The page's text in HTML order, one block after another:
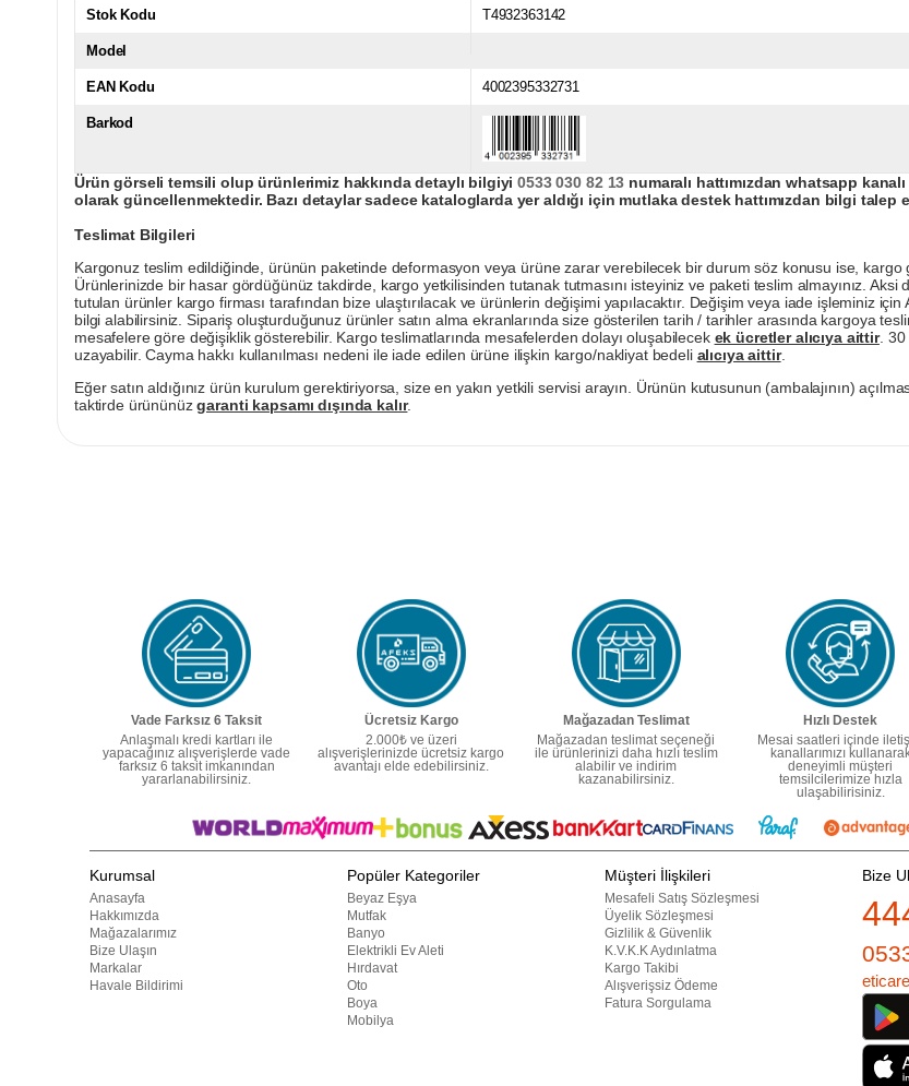
Stok Kodu T4932363142
Model
EAN Kodu 4002395332731
Barkod
Ürün görseli temsili olup ürünlerimiz hakkında detaylı bilgiyi0533 030 82 13 numaralı hattımızdan whatsapp
olarak güncellenmektedir. Bazı detaylar sadece kataloglarda yer aldığı için mutlaka destek hattımızdan bilgi talep
Teslimat Bilgileri
Kargonuz teslim edildiğinde, ürünün paketinde deformasyon veya ürüne zarar verebilecek bir durum söz konusu ise,
Ürünlerinizde bir hasar gördüğünüz takdirde, kargo yetkilisinden tutanak tutmasını isteyiniz ve paketi teslim almayınız. Aksi
tutulan ürünler kargo firması tarafından bize ulaştırılacak ve ürünlerin değişimi yapılacaktır. Değişim veya iade işleminiz
bilgi alabilirsiniz. Sipariş oluşturduğunuz ürünler satın alma ekranlarında size gösterilen tarih / tarihler arasında kargoya
mesafelere göre değişiklik gösterebilir. Kargo teslimatlarında mesafelerden dolayı oluşabilecek ek ücretler alıcıya aittir. 30
uzayabilir. Cayma hakkı kullanılması nedeni ile iade edilen ürüne ilişkin kargo/nakliyat bedeli alıcıya aittir.
Eğer satın aldığınız ürün kurulum gerektiriyorsa, size en yakın yetkili servisi arayın. Ürünün kutusunun (ambalajının)
taktirde ürününüzgaranti kapsamı dışında kalır.
Vade Farksız 6 Taksit
Anlaşmalı kredi kartları ile
yapacağınız alışverişlerde vade
farksız 6 taksit imkanından
yararlanabilirsiniz.
Ücretsiz Kargo
2.000₺ ve üzeri
alışverişlerinizde ücretsiz kargo
avantajı elde edebilirsiniz.
Mağazadan Teslimat
Mağazadan teslimat seçeneği
ile ürünlerinizi daha hızlı teslim
alabilir ve indirim
kazanabilirsiniz.
Hızlı Destek
Mesai saatleri içinde
kanallarımızı
deneyimli müşteri
temsilcilerimize hızla
ulaşabilirisiniz.
Kurumsal
Anasayfa
Hakkımızda
Mağazalarımız
Bize Ulaşın
Markalar
Havale Bildirimi
Popüler Kategoriler
Beyaz Eşya
Mutfak
Banyo
Elektrikli Ev Aleti
Hırdavat
Oto
Boya
Mobilya
Müşteri İlişkileri
Mesafeli Satış Sözleşmesi
Üyelik Sözleşmesi
Gizlilik & Güvenlik
K.V.K.K Aydınlatma
Kargo Takibi
Alışverişsiz Ödeme
Fatura Sorgulama
Bize